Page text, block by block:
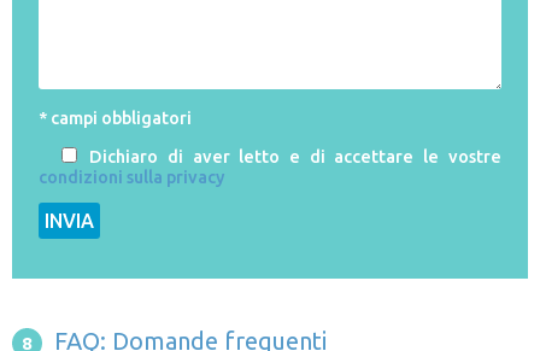
* campi obbligatori
Dichiaro di aver letto e di accettare le vostre
condizioni sulla privacy
FAQ: Domande frequenti